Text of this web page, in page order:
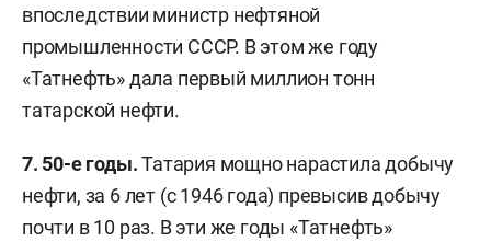
впоследствии министр нефтяной
промышленности СССР. В этом же году
«Татнефть» дала первый миллион тонн
татарской нефти.
7. 50-е годы.Татария мощно нарастила добычу
нефти, за 6 лет (с 1946 года) превысив добычу
почти в 10 раз. В эти же годы «Татнефть»